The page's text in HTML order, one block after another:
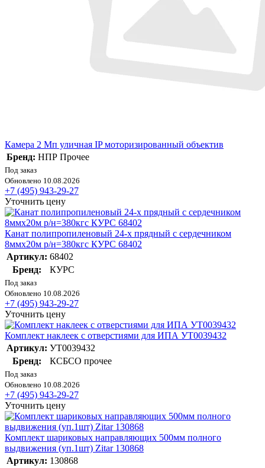
Камера 2 Мп уличная IP моторизированный объектив
Бренд: НПР Прочее
Под заказ
Обновлено 10.08.2026
+7 (495) 943-29-27
Уточнить цену
Канат полипропиленовый 24-х прядный с сердечником
8ммх20м р/н=380кгс КУРС 68402
Артикул: 68402
Бренд:
КУРС
Под заказ
Обновлено 10.08.2026
+7 (495) 943-29-27
Уточнить цену
Комплект наклеек с отверстиями для ИПА УТ0039432
Артикул: УТ0039432
Бренд:
КСБСО прочее
Под заказ
Обновлено 10.08.2026
+7 (495) 943-29-27
Уточнить цену
Комплект шариковых направляющих 500мм полного
выдвижения (уп.1шт) Zitar 130868
Артикул: 130868